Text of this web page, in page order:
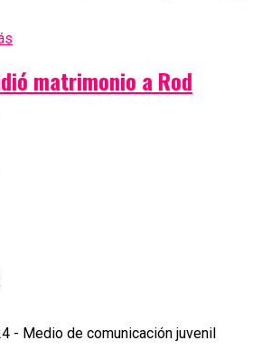
matrimonio a Rod
- Medio de comunicación juvenil